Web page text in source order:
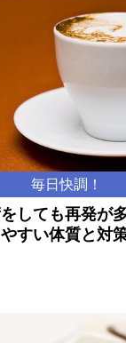
毎日快調！
しても再発が
すい体質と対